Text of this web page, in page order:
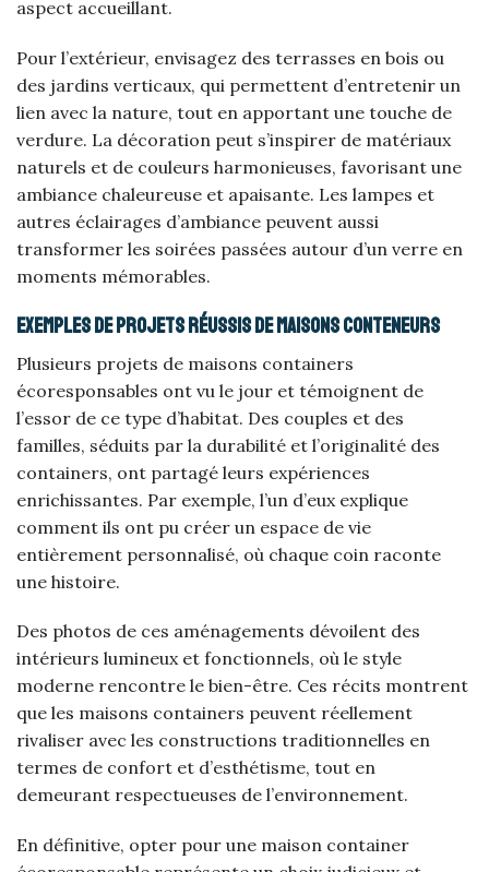
aspect accueillant.
Pour l’extérieur, envisagez des terrasses en bois ou
des jardins verticaux, qui permettent d’entretenir un
lien avec la nature, tout en apportant une touche de
verdure. La décoration peut s’inspirer de matériaux
naturels et de couleurs harmonieuses, favorisant une
ambiance chaleureuse et apaisante. Les lampes et
autres éclairages d’ambiance peuvent aussi
transformer les soirées passées autour d’un verre en
moments mémorables.
Exemples de projets réussis de maisons conteneurs
Plusieurs projets de maisons containers
écoresponsables ont vu le jour et témoignent de
l’essor de ce type d’habitat. Des couples et des
familles, séduits par la durabilité et l’originalité des
containers, ont partagé leurs expériences
enrichissantes. Par exemple, l’un d’eux explique
comment ils ont pu créer un espace de vie
entièrement personnalisé, où chaque coin raconte
une histoire.
Des photos de ces aménagements dévoilent des
intérieurs lumineux et fonctionnels, où le style
moderne rencontre le bien-être. Ces récits montrent
que les maisons containers peuvent réellement
rivaliser avec les constructions traditionnelles en
termes de confort et d’esthétisme, tout en
demeurant respectueuses de l’environnement.
En définitive, opter pour une maison container